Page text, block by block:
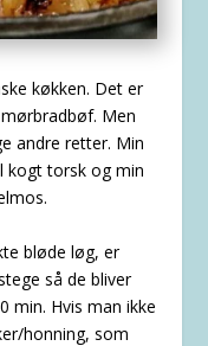
køkken. Det er
Men
andre retter. Min
kogt torsk og min
bløde løg, er
så de bliver
min. Hvis man ikke
honning, som